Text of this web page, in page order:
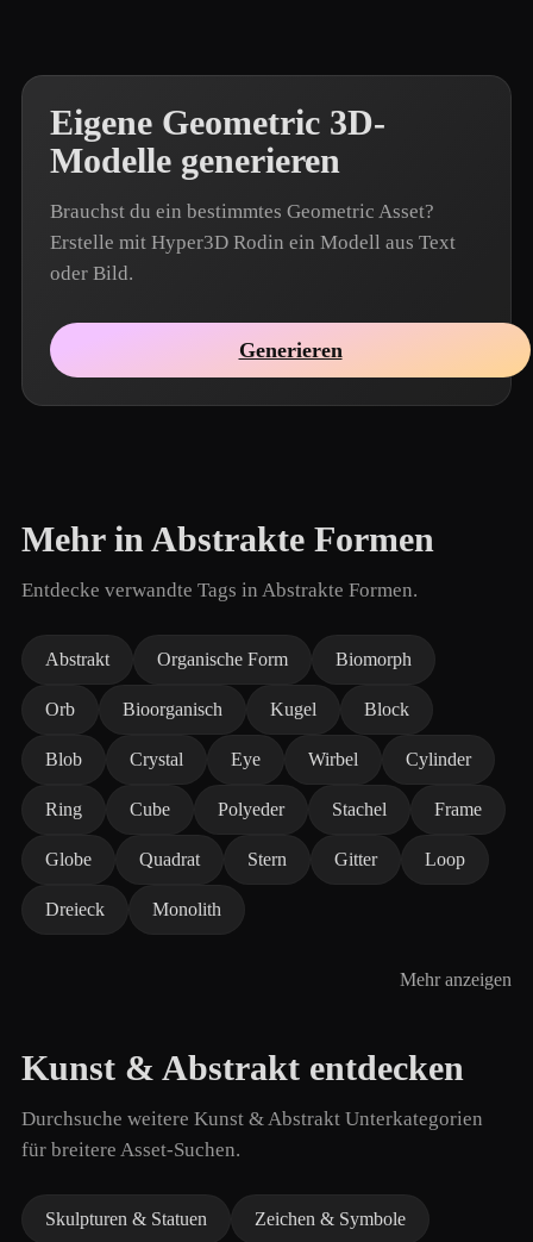
Eigene Geometric 3D-
Modelle generieren
Brauchst du ein bestimmtes Geometric Asset?
Erstelle mit Hyper3D Rodin ein Modell aus Text
oder Bild.
Generieren
Mehr in Abstrakte Formen
Entdecke verwandte Tags in Abstrakte Formen.
Abstrakt Organische Form Biomorph
Orb Bioorganisch Kugel Block
Blob Crystal Eye Wirbel Cylinder
Ring Cube Polyeder Stachel Frame
Globe Quadrat Stern Gitter Loop
Dreieck Monolith
Mehr anzeigen
Kunst & Abstrakt entdecken
Durchsuche weitere Kunst & Abstrakt Unterkategorien
für breitere Asset-Suchen.
Skulpturen & Statuen Zeichen & Symbole